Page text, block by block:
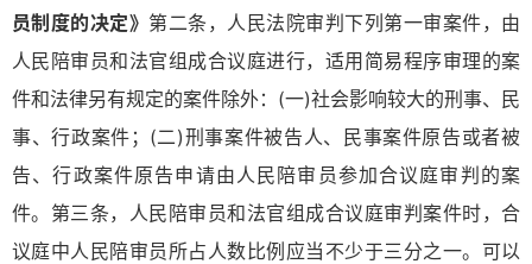
员制度的决定》 第二条，人民法院审判下列第一审案件，由
人民陪审员和法官组成合议庭进行，适用简易程序审理的案
件和法律另有规定的案件除外：(一)社会影响较大的刑事、民
事、行政案件；(二)刑事案件被告人、民事案件原告或者被
告、行政案件原告申请由人民陪审员参加合议庭审判的案
件。第三条，人民陪审员和法官组成合议庭审判案件时，合
议庭中人民陪审员所占人数比例应当不少于三分之一。可以